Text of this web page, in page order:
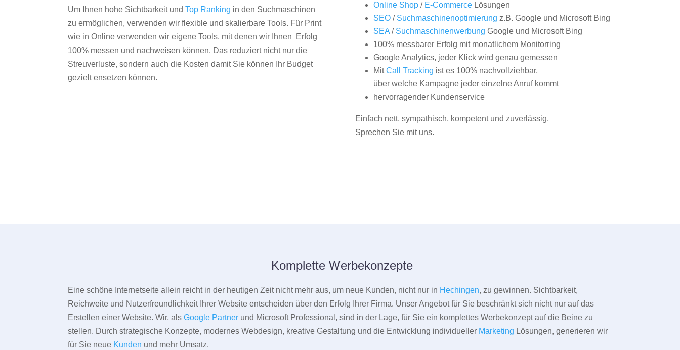
Um Ihnen hohe Sichtbarkeit undTop Ranking in den Suchmaschinen
zu ermöglichen, verwenden wir flexible und skalierbare Tools. Für Print
wie in Online verwenden wir eigene Tools, mit denen wir Ihnen Erfolg
100% messen und nachweisen können. Das reduziert nicht nur die
Streuverluste, sondern auch die Kosten damit Sie können Ihr Budget
gezielt ensetzen können.
Online Shop/ E-CommerceLösungen
SEO/ Suchmaschinenoptimierung z.B. Google und Microsoft Bing
SEA/ Suchmaschinenwerbung Google und Microsoft Bing
100% messbarer Erfolg mit monatlichem Monitorring
Google Analytics, jeder Klick wird genau gemessen
MitCall Tracking ist es 100% nachvollziehbar,
über welche Kampagne jeder einzelne Anruf kommt
hervorragender Kundenservice
Einfach nett, sympathisch, kompetent und zuverlässig.
Sprechen Sie mit uns.
Komplette Werbekonzepte
Eine schöne Internetseite allein reicht in der heutigen Zeit nicht mehr aus, um neue Kunden, nicht nur in Hechingen, zu gewinnen. Sichtbarkeit,
Reichweite und Nutzerfreundlichkeit Ihrer Website entscheiden über den Erfolg Ihrer Firma. Unser Angebot für Sie beschränkt sich nicht nur auf das
Erstellen einer Website. Wir, alsGoogle Partner und Microsoft Professional, sind in der Lage, für Sie ein komplettes Werbekonzept auf die Beine zu
stellen. Durch strategische Konzepte, modernes Webdesign, kreative Gestaltung und die Entwicklung individueller Marketing Lösungen, generieren wir
für Sie neue Kunden und mehr Umsatz.